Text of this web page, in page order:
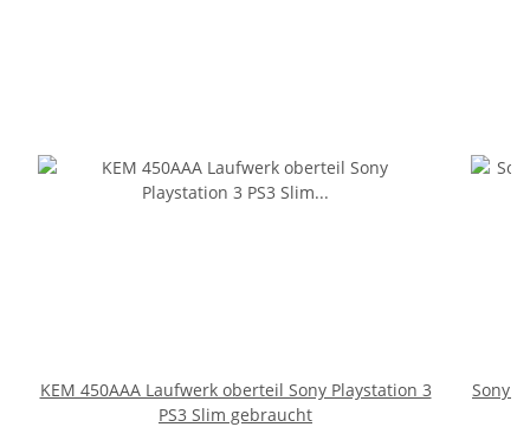
KEM 450AAA Laufwerk oberteil Sony Playstation 3
PS3 Slim gebraucht
Sony